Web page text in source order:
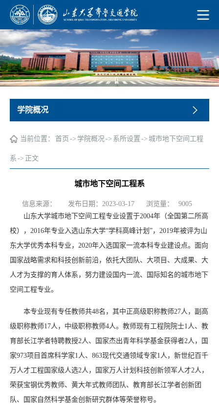
学院概况
当前位置： 首页 -> 学院概况 -> 系所设置 -> 城市地下空间工程
系 -> 正文
城市地下空间工程系
信息来源： 发布日期：2023-03-17 浏览量：
9005
山东大学城市地下空间工程专业设置于2004年（全国第二所高
校），2016年专业入选山东大学“学科高峰计划”，2019年被评为山
东大学优秀本科专业，2020年入选国家一流本科专业建设点。面向
国家战略需求和科技创新前沿，依托大团队、大项目、大成果、大
人才为支撑的育人体系，努力建设国内一流、国际知名的城市地下
空间工程专业。
本专业现有专任教师共48名，其中正高级职称教师27人，副高
级职称教师17人，中级职称教师4人。教师现有工程院院士1人、教
育部长江学者特聘教授2人、国家杰出青年科学基金获得者2人，国
家973项目首席科学家1人、863现代交通领域专家1人，新世纪百千
万人才工程国家级人选2人，国家万人计划科技创新领军人才2人，
荣获宝钢优秀教师、黄大年式教师团队、教育部长江学者创新团
队、国家自然科学基金创新研究群体等荣誉称号。